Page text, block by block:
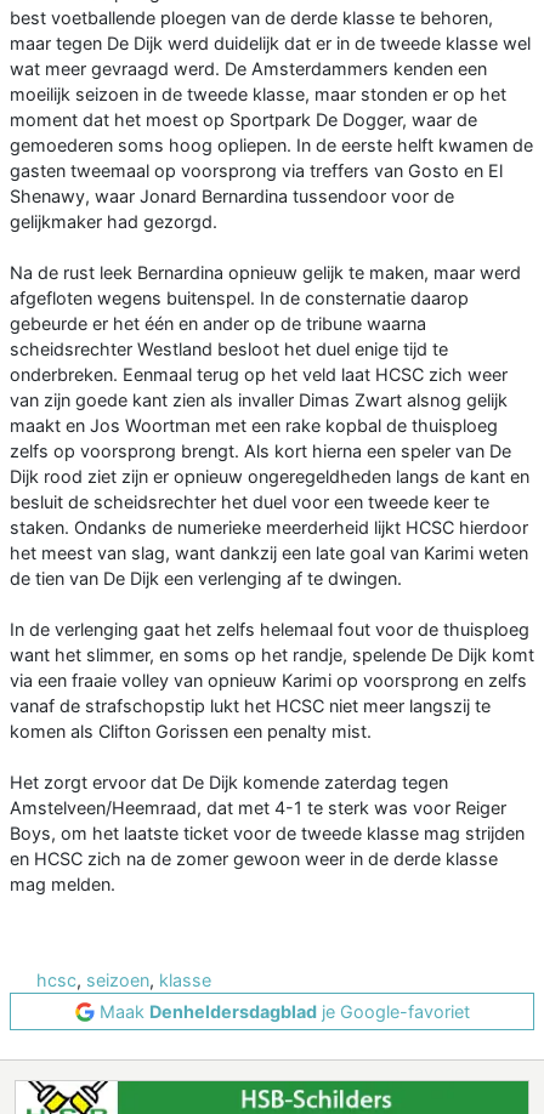
best voetballende ploegen van de derde klasse te behoren,
maar tegen De Dijk werd duidelijk dat er in de tweede klasse wel
wat meer gevraagd werd. De Amsterdammers kenden een
moeilijk seizoen in de tweede klasse, maar stonden er op het
moment dat het moest op Sportpark De Dogger, waar de
gemoederen soms hoog opliepen. In de eerste helft kwamen de
gasten tweemaal op voorsprong via treffers van Gosto en El
Shenawy, waar Jonard Bernardina tussendoor voor de
gelijkmaker had gezorgd.
Na de rust leek Bernardina opnieuw gelijk te maken, maar werd
afgefloten wegens buitenspel. In de consternatie daarop
gebeurde er het één en ander op de tribune waarna
scheidsrechter Westland besloot het duel enige tijd te
onderbreken. Eenmaal terug op het veld laat HCSC zich weer
van zijn goede kant zien als invaller Dimas Zwart alsnog gelijk
maakt en Jos Woortman met een rake kopbal de thuisploeg
zelfs op voorsprong brengt. Als kort hierna een speler van De
Dijk rood ziet zijn er opnieuw ongeregeldheden langs de kant en
besluit de scheidsrechter het duel voor een tweede keer te
staken. Ondanks de numerieke meerderheid lijkt HCSC hierdoor
het meest van slag, want dankzij een late goal van Karimi weten
de tien van De Dijk een verlenging af te dwingen.
In de verlenging gaat het zelfs helemaal fout voor de thuisploeg
want het slimmer, en soms op het randje, spelende De Dijk komt
via een fraaie volley van opnieuw Karimi op voorsprong en zelfs
vanaf de strafschopstip lukt het HCSC niet meer langszij te
komen als Clifton Gorissen een penalty mist.
Het zorgt ervoor dat De Dijk komende zaterdag tegen
Amstelveen/Heemraad, dat met 4-1 te sterk was voor Reiger
Boys, om het laatste ticket voor de tweede klasse mag strijden
en HCSC zich na de zomer gewoon weer in de derde klasse
mag melden.
hcsc, seizoen, klasse
Maak Denheldersdagbladje Google-favoriet